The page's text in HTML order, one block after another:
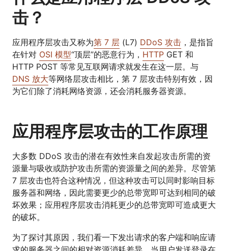
击？
应用程序层攻击又称为第 7 层 (L7) DDoS 攻击 ，是指旨
在针对 OSI 模型“顶层”的恶意行为， HTTP GET 和
HTTP POST 等常见互联网请求就发生在这一层。与
DNS 放大等网络层攻击相比，第 7 层攻击特别有效，因
为它们除了消耗网络资源，还会消耗服务器资源。
应用程序层攻击的工作原理
大多数 DDoS 攻击的潜在有效性来自发起攻击所需的资
源量与吸收或防护攻击所需的资源量之间的差异。尽管第
7 层攻击也符合这种情况，但这种攻击可以同时影响目标
服务器和网络，因此需要更少的总带宽即可达到相同的破
坏效果；应用程序层攻击消耗更少的总带宽即可造成更大
的破坏。
为了探讨其原因，我们看一下发出请求的客户端和响应请